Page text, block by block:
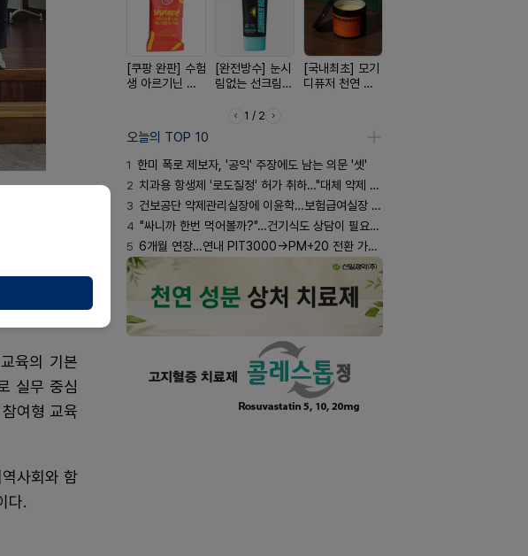
이후의 추
함께 돌아
리 영역까
미래 전문
육의 기본
실무 중심
여형 교육
사회와 함
다.
[쿠팡 완판] 수험
생 아르기닌 에
[완전방수] 눈시
림없는 선크림
[국내최초] 모기
디퓨저 천연 계
1 / 2
오늘의 TOP 10
1 한미 폭로 제보자, '공익' 주장에도 남는 의문 '셋'
2 치과용 항생제 '로도질정' 허가 취하…"대체 약제 충분"
3 건보공단 약제관리실장에 이윤학…보험급여실장 윤유경
4 "싸니까 한번 먹어볼까?"…건기식도 상담이 필요한 이유
5 6개월 연장…연내 PIT3000→PM+20 전환 가능할까